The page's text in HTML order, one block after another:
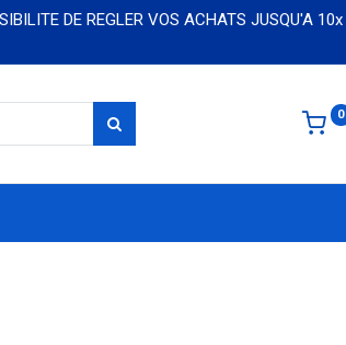
DE REGLER VOS ACHATS JUSQU'A 10x
0